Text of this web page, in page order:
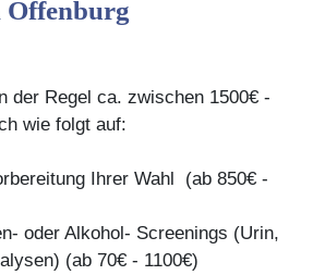
Offenburg
der Regel ca. zwischen 1500€ -
wie folgt auf:
Ihrer Wahl (ab 850€ -
oder Alkohol- Screenings (Urin,
(ab 70€ - 1100€)